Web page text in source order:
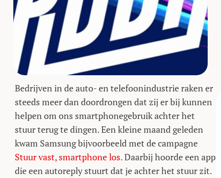
Bedrijven in de auto- en telefoonindustrie raken er
steeds meer dan doordrongen dat zij er bij kunnen
helpen om ons smartphonegebruik achter het
stuur terug te dingen. Een kleine maand geleden
kwam Samsung bijvoorbeeld met de campagne
Stuur vast, smartphone los. Daarbij hoorde een app
die een autoreply stuurt dat je achter het stuur zit.